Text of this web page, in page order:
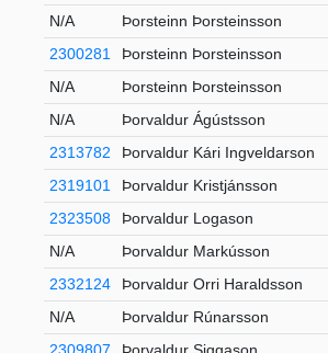
N/A
Þorsteinn Þorsteinsson
2300281
Þorsteinn Þorsteinsson
N/A
Þorsteinn Þorsteinsson
N/A
Þorvaldur Ágústsson
2313782
Þorvaldur Kári Ingveldarson
2319101
Þorvaldur Kristjánsson
2323508
Þorvaldur Logason
N/A
Þorvaldur Markússon
2332124
Þorvaldur Orri Haraldsson
N/A
Þorvaldur Rúnarsson